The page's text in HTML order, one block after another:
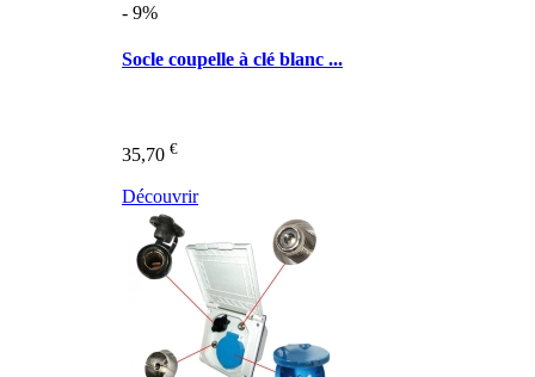
- 9%
Socle coupelle à clé blanc ...
35,70 €
Découvrir